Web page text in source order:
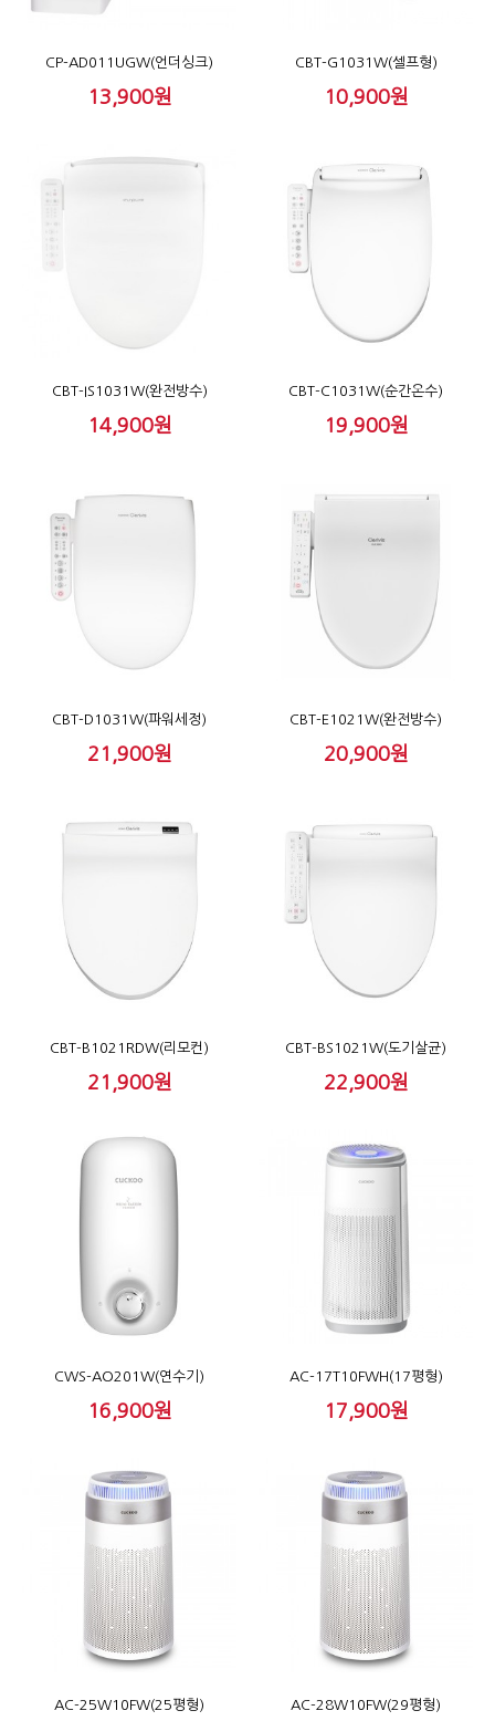
CP-AD011UGW(언더싱크)
13,900원
CBT-G1031W(셀프형)
10,900원
CBT-IS1031W(완전방수)
14,900원
CBT-C1031W(순간온수)
19,900원
CBT-D1031W(파워세정)
21,900원
CBT-E1021W(완전방수)
20,900원
CBT-B1021RDW(리모컨)
21,900원
CBT-BS1021W(도기살균)
22,900원
CWS-AO201W(연수기)
16,900원
AC-17T10FWH(17평형)
17,900원
AC-25W10FW(25평형) AC-28W10FW(29평형)